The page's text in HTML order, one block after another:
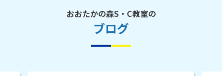
おおたかの森S・C教室の
ブログ